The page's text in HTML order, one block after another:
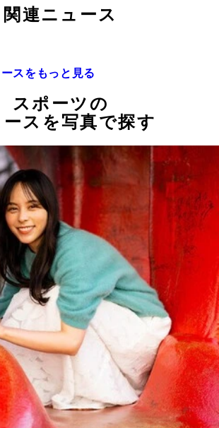
関連ニュース
スをもっと見る
スポーツの
ースを写真で探す